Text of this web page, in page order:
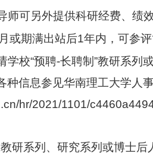
师可另外提供科研经费、绩效
或期满出站后1年内，可参评
学校“预聘-长聘制 ”教研系列
种信息参见华南理工大学人
hr/2021/1101/
教研系列、研究系列或博士后